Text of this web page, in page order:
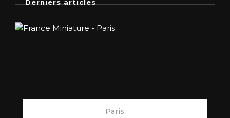
Derniers articles
Paris